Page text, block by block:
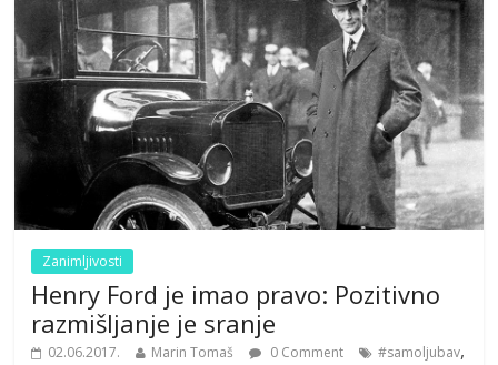
Zanimljivosti
Henry Ford je imao pravo: Pozitivno
razmišljanje je sranje
02.06.2017. Marin Tomaš 0 Comment #samoljubav,